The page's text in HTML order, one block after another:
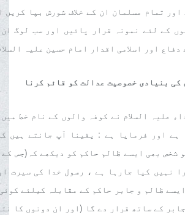
اور تمام مسلمان ان کے خلاف شورش بپا
اور اسلامی اقدار امام حسین علیہ
کی بنیادی خصوصیت عدالت کو قائم کرنا
علیہ السلام نے کوفہ والوں کے نام خط
ہے اور فرمایا ہے : یقینا آپ جانتے ہیں
شخص بھی ایسے ظالم حاکم کو دیکھے کہ(جس
نہیں کیا جارہا ہے ، رسول خدا کی سیرت
کے ساتھ قرار دے گا (اور ان دونوں کا